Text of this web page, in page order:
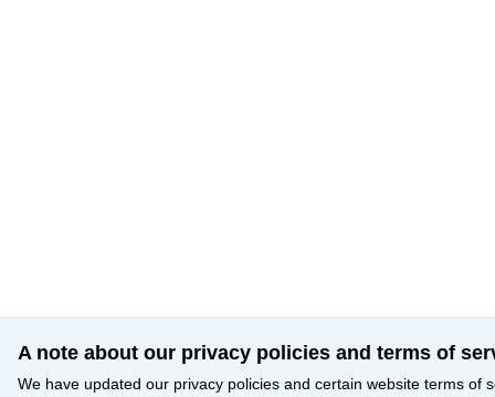
A note about our privacy policies and terms of
We have updated our privacy policies and certain website terms of